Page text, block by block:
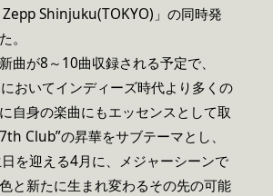
Shinjuku(TOKYO)」の同時発
。
曲が8～10曲収録される予定で、
おいてインディーズ時代より多くの
自身の楽曲にもエッセンスとして取
Club”の昇華をサブテーマとし、
を迎える4月に、メジャーシーンで
と新たに生まれ変わるその先の可能